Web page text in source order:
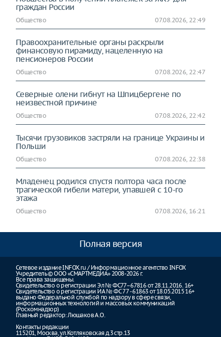
граждан России
Общество 07.08.2026, 22:49
Правоохранительные органы раскрыли
финансовую пирамиду, нацеленную на
пенсионеров России
Общество 07.08.2026, 22:47
Северные олени гибнут на Шпицбергене по
неизвестной причине
Общество 07.08.2026, 22:42
Тысячи грузовиков застряли на границе Украины и
Польши
Общество 07.08.2026, 22:38
Младенец родился спустя полтора часа после
трагической гибели матери, упавшей с 10-го
этажа
Общество 07.08.2026, 16:21
Полная версия
Сетевое издание INFOX.ru / Информационное агентство INFOX
Учредитель © ООО «СМАРТМЕДИА» 2008-2026 г.
Все права защищены.
Свидетельство о регистрации Эл № ФС77–67816 от 28.11.2016. 16+
Свидетельство о регистрации ИА № ФС 77 - 61863 от 18.05.2015 16+
выдано Федеральной службой по надзору в сфере связи,
информационных технологий и массовых коммуникаций
(Роскомнадзор)
Главный редактор: Люшаков А.О.
Контакты редакции
115201, Москва, ул.Котляковская д.3 стр.13